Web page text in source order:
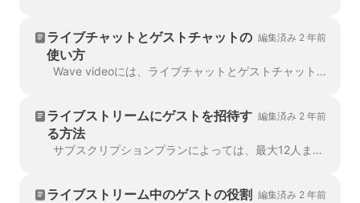
ライブチャットとゲストチャットの
使い方
編集済み 2 年前
Wave videoには、ライブチャットとゲストチャットがあります。ライブチャットは、ライブ配信中に異なる配信先からの視聴者からのすべてのメッセージを表示します。
ライブストリームにゲストを招待す
る方法
編集済み 2 年前
サブスクリプションプランによっては、最大12人まで放送に招待することができます。招待プロセスはリンクのコピー/ペーストと同じくらい簡単です。招待...
ライブストリーム中のゲストの役割 編集済み 2 年前